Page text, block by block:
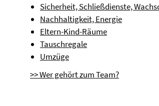
Sicherheit, Schließdienste,
Nachhaltigkeit, Energie
Eltern-Kind-Räume
Tauschregale
Umzüge
>> Wer gehört zum Team?